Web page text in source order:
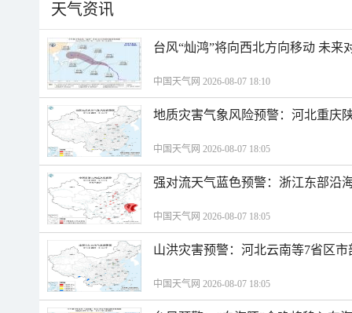
天气资讯
台风“灿鸿”将向西北方向移动 未来
中国天气网 2026-08-07 18:10
地质灾害气象风险预警：河北重庆
中国天气网 2026-08-07 18:05
强对流天气蓝色预警：浙江东部沿
中国天气网 2026-08-07 18:05
山洪灾害预警：河北云南等7省区
中国天气网 2026-08-07 18:05